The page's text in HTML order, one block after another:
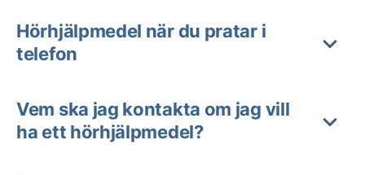
Hörhjälpmedel när du pratar i
telefon
Vem ska jag kontakta om jag vill
ha ett hörhjälpmedel?